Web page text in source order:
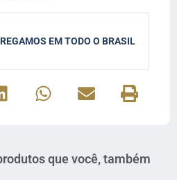
EM TODO O BRASIL
que você, também